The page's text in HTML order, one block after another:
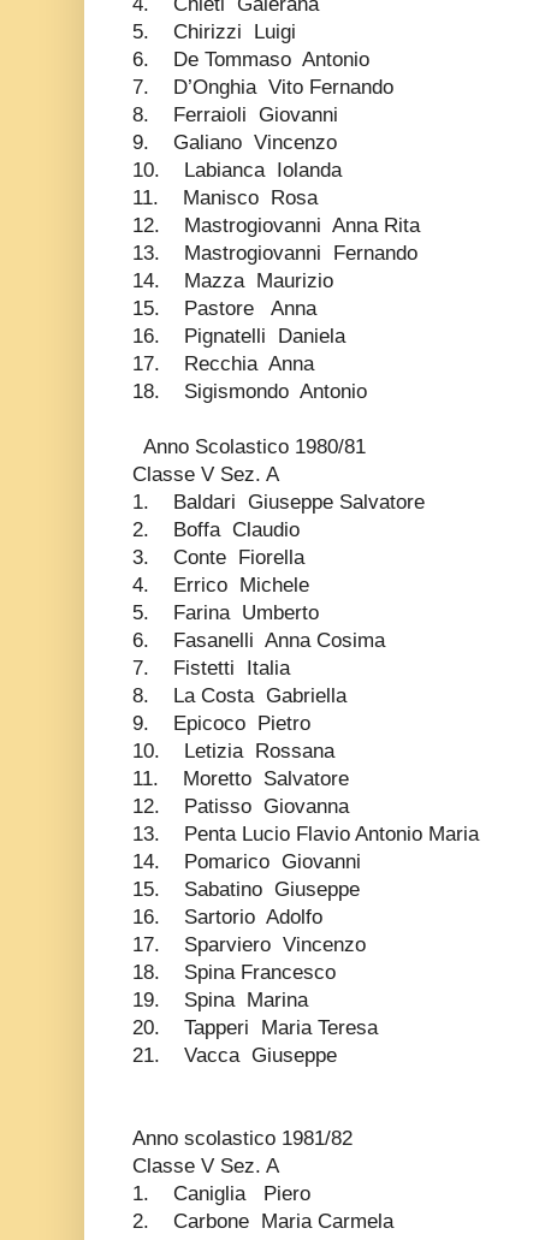
4. Chieti Galerana
5. Chirizzi Luigi
6. De Tommaso Antonio
7. D’Onghia Vito Fernando
8. Ferraioli Giovanni
9. Galiano Vincenzo
10. Labianca Iolanda
11. Manisco Rosa
12. Mastrogiovanni Anna Rita
13. Mastrogiovanni Fernando
14. Mazza Maurizio
15. Pastore Anna
16. Pignatelli Daniela
17. Recchia Anna
18. Sigismondo Antonio
Anno Scolastico 1980/81
Classe V Sez. A
1. Baldari Giuseppe Salvatore
2. Boffa Claudio
3. Conte Fiorella
4. Errico Michele
5. Farina Umberto
6. Fasanelli Anna Cosima
7. Fistetti Italia
8. La Costa Gabriella
9. Epicoco Pietro
10. Letizia Rossana
11. Moretto Salvatore
12. Patisso Giovanna
13. Penta Lucio Flavio Antonio Maria
14. Pomarico Giovanni
15. Sabatino Giuseppe
16. Sartorio Adolfo
17. Sparviero Vincenzo
18. Spina Francesco
19. Spina Marina
20. Tapperi Maria Teresa
21. Vacca Giuseppe
Anno scolastico 1981/82
Classe V Sez. A
1. Caniglia Piero
2. Carbone Maria Carmela